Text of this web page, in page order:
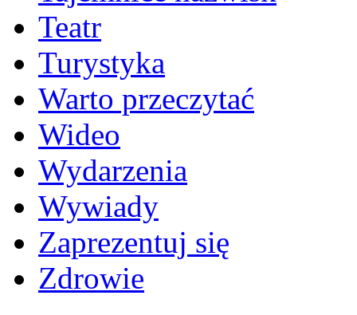
Teatr
Turystyka
Warto przeczytać
Wideo
Wydarzenia
Wywiady
Zaprezentuj się
Zdrowie